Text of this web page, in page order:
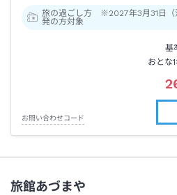
旅の過ごし方 ※2027年3月31日（
発の方対象
基
おとな
お問い合わせコード
旅館あづまや